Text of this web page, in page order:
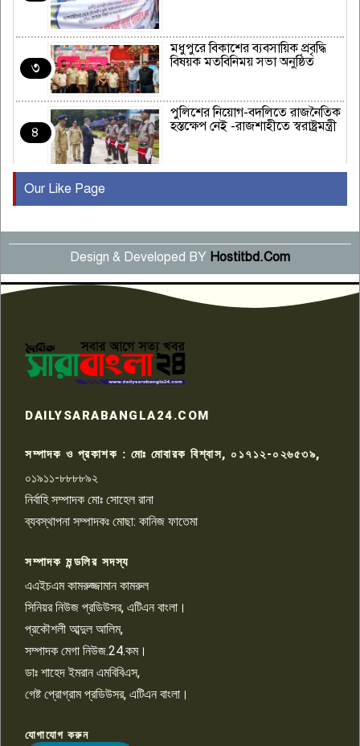
৩
মধুপুরে বিকাশের ব্যবসায়িক প্রবৃদ্ধি
বিষয়ক মতবিনিময় সভা অনুষ্ঠিত
৪
পুলিশের নিয়োগ-বদলিতে রাজনৈতিক
হস্তক্ষেপ নেই -রাজশাহীতে স্বরাষ্ট্রমন্ত্রী
৫
বছর পূর্তি উদযাপন
৬
সংবাদ সম্মেলনে অভিযোগ অস্বীকার
উদ্দেশ্য প্রণোদিত সংবাদ প্রকাশের
প্রতিবাদ নাজির হাসানের
৭
কেটে ঘরে ঢুকে স্কুল শিক্ষিকাকে হত্যা
টয়লেটের ট্যাংকি থেকে লাশ উদ্ধার
রাজশাহীতে সন্ত্রাসী হামলায় গুরুতর
চাঁদাবাজি ও হয়রানির অভিযোগ
১০
Our Like Page
Design & Developed BY Hostitbd.Com
DAILYSARABANGLA24.COM
সম্পাদক ও প্রকাশক : মোঃ মোবারক বিশ্বাস, ০১৭১২-০২৬৫৩৯,
০১৯১১-৮৮৮৮৯২
নির্বাহি সম্পাদক মোঃ সোহেল রানা
ব্যবস্থাপনা সম্পাদকঃ মোছা: কানিজ ফাতেমা
সম্পাদক মন্ডলির সদস্য
এএইচএম কামরুজ্জামান কামরুল
সিনিয়র নিউজ প্রডিউসর, এটিএন বাংলা।
প্রকৌশলী আব্দুল আলিম,
সম্পাদক মেগা নিউজ.24.কম।
ডাঃ শাহেদ ইমরান এমবিবিএস,
গেষ্ট প্রোগ্রাম প্রডিউসর, এটিএন বাংলা।
যোগাযোগ করুন